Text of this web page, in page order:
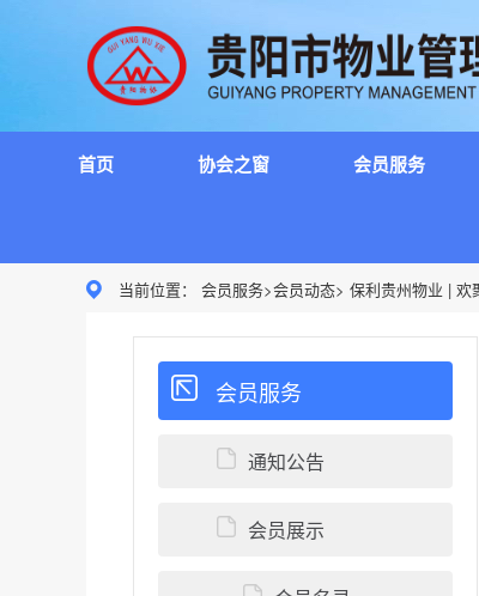
首页 协会之窗 会员服务
当前位置： 会员服务>会员动态> 保利贵州物业 |
会员服务
通知公告
会员展示